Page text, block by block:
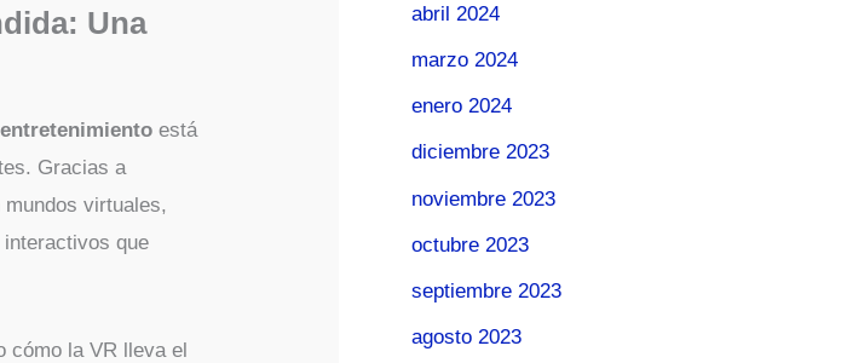
Una
está
Gracias a
virtuales,
que
cómo la VR lleva el
abril 2024
marzo 2024
enero 2024
diciembre 2023
noviembre 2023
octubre 2023
septiembre 2023
agosto 2023